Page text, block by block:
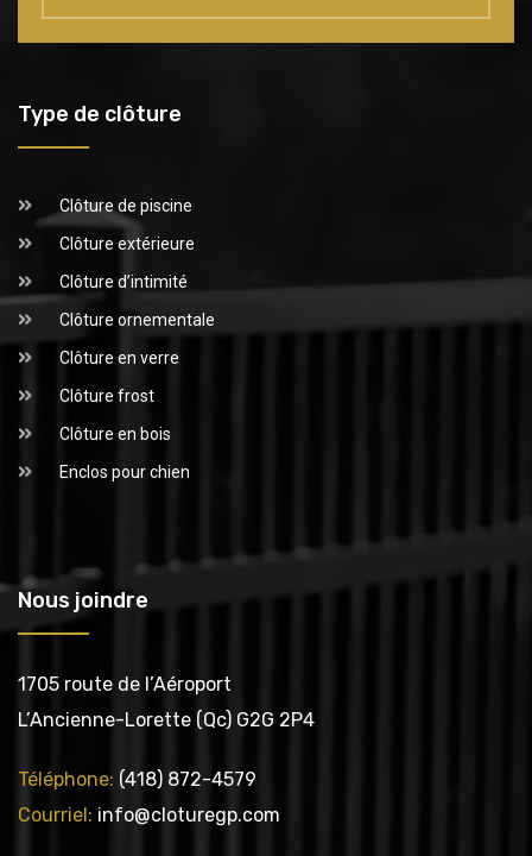
Type de clôture
Clôture de piscine
Clôture extérieure
Clôture d’intimité
Clôture ornementale
Clôture en verre
Clôture frost
Clôture en bois
Enclos pour chien
Nous joindre
1705 route de l’Aéroport
L’Ancienne-Lorette (Qc) G2G 2P4
Téléphone: (418) 872-4579
Courriel: info@cloturegp.com